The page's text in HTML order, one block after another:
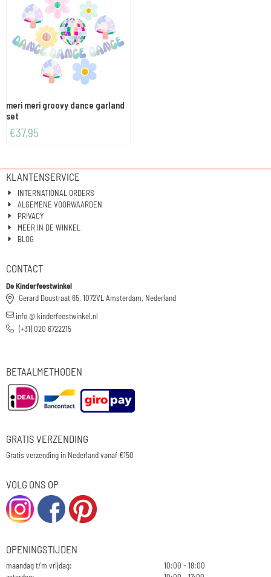
meri meri groovy dance garland
set
€37,95
KLANTENSERVICE
INTERNATIONAL ORDERS
ALGEMENE VOORWAARDEN
PRIVACY
MEER IN DE WINKEL
BLOG
CONTACT
De Kinderfeestwinkel
Gerard Doustraat 65, 1072VL Amsterdam, Nederland
info @ kinderfeestwinkel.nl
(+31) 020 6722215
BETAALMETHODEN
GRATIS VERZENDING
Gratis verzending in Nederland vanaf €150
VOLG ONS OP
OPENINGSTIJDEN
maandag t/m vrijdag:
10:00 - 18:00